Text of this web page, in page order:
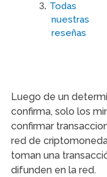
Todas
nuestras
reseñas
Luego de un
confirma, solo los
confirmar
red de
toman una
difunden en la red.